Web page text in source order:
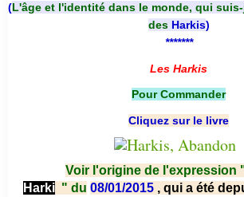
(L'âge et l'identité dans le monde, qui
des Harkis)
*******
Les Harkis
Pour Commander
Cliquez sur le livre
Voir l'origine de l'expression
Harki " du 08/01/2015 , qui a été